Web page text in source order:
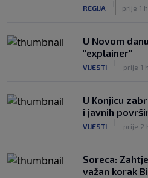
REGIJA prije 1 h
U Novom
"explainer"
VIJESTI prije 1 h
U Konjicu
i javnih
VIJESTI prije 2
Soreca:
važan korak